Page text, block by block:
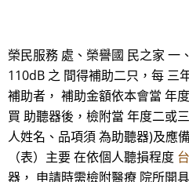
榮民服務 處、榮譽國 民之家 一
110dB 之 間得補助二只，每 三
補助者， 補助金額依本會當 年
買 助聽器後，檢附當 年度二或
人姓名、品項須 為助聽器)及應
（表）主要 在依個人聽損程度
器， 申請時需檢附醫療 院所開